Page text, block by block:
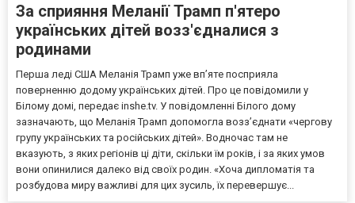
За сприяння Меланії Трамп п'ятеро
українських дітей возз'єдналися з
родинами
Перша леді США Меланія Трамп уже впʼяте посприяла
поверненню додому українських дітей. Про це повідомили у
Білому домі, передає inshe.tv. У повідомленні Білого дому
зазначають, що Меланія Трамп допомогла возз’єднати «чергову
групу українських та російських дітей». Водночас там не
вказують, з яких регіонів ці діти, скільки їм років, і за яких умов
вони опинилися далеко від своїх родин. «Хоча дипломатія та
розбудова миру важливі для цих зусиль, їх перевершує...